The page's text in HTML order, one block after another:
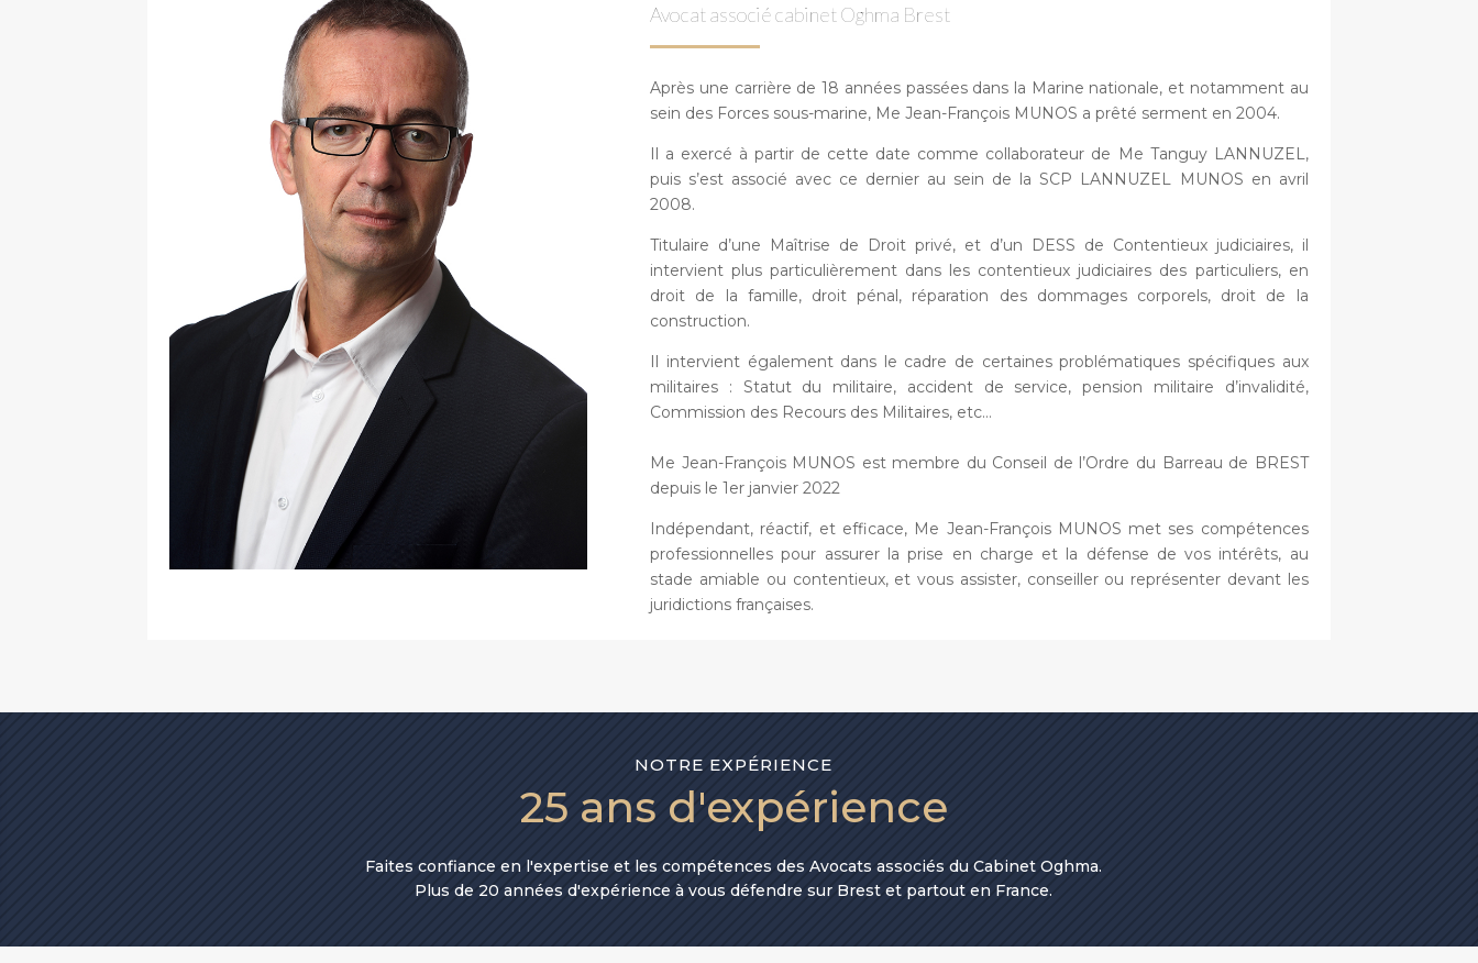
Avocat associé cabinet Oghma Brest
Après une carrière de 18 années passées dans la Marine nationale, et notamment au
sein des Forces sous-marine, Me Jean-François MUNOS a prêté serment en 2004.
Il a exercé à partir de cette date comme collaborateur de Me Tanguy LANNUZEL,
puis s’est associé avec ce dernier au sein de la SCP LANNUZEL MUNOS en avril
2008.
Titulaire d’une Maîtrise de Droit privé, et d’un DESS de Contentieux judiciaires, il
intervient plus particulièrement dans les contentieux judiciaires des particuliers, en
droit de la famille, droit pénal, réparation des dommages corporels, droit de la
construction.
Il intervient également dans le cadre de certaines problématiques spécifiques aux
militaires : Statut du militaire, accident de service, pension militaire d’invalidité,
Commission des Recours des Militaires, etc…
Me Jean-François MUNOS est membre du Conseil de l’Ordre du Barreau de BREST
depuis le 1er janvier 2022
Indépendant, réactif, et efficace, Me Jean-François MUNOS met ses compétences
professionnelles pour assurer la prise en charge et la défense de vos intérêts, au
stade amiable ou contentieux, et vous assister, conseiller ou représenter devant les
juridictions françaises.
NOTRE EXPÉRIENCE
25 ans d'expérience
Faites confiance en l'expertise et les compétences des Avocats associés du Cabinet Oghma.
Plus de 20 années d'expérience à vous défendre sur Brest et partout en France.